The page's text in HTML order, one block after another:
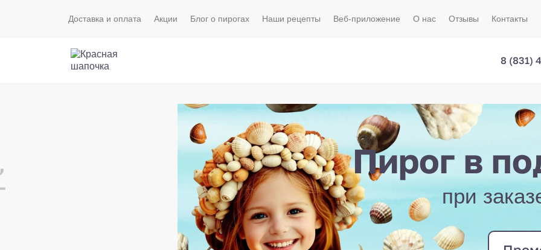
Доставка и оплата Акции Блог о пирогах Наши рецепты Веб-приложение О нас Отзывы Контакты
8 (831)
Пирог в
при